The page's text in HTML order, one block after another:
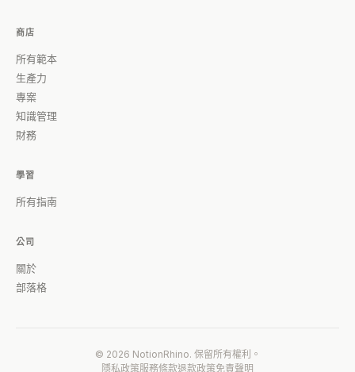
商店
所有範本
生產力
專案
知識管理
財務
學習
所有指南
公司
關於
部落格
© 2026 NotionRhino. 保留所有權利。
隱私政策服務條款退款政策免責聲明